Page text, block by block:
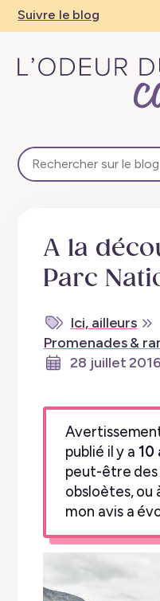
Suivre le blog
A la
Parc
Ici, ailleurs
Promenades &
28 juillet 2016
publié il y a 10
peut-être
obsloètes, ou
mon avis a